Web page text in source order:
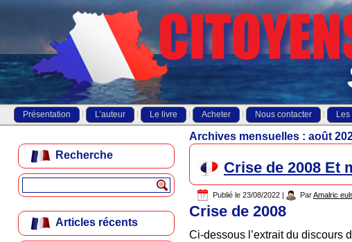
Présentation L’auteur Le livre Acheter Nous contacter
Recherche
Articles récents
Archives mensuelles : août
Crise de 2008 Et
Publié le 23/08/2022 | ParAmalric
Crise de 2008
Ci-dessous l’extrait du discours